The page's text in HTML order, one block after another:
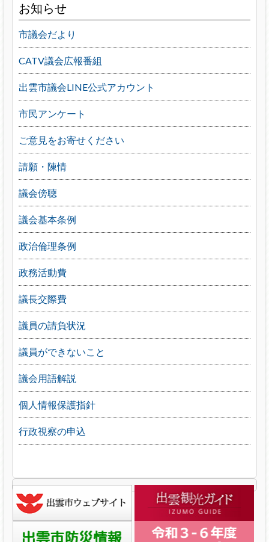
お知らせ
市議会だより
CATV議会広報番組
出雲市議会LINE公式アカウント
市民アンケート
ご意見をお寄せください
請願・陳情
議会傍聴
議会基本条例
政治倫理条例
政務活動費
議長交際費
議員の請負状況
議員ができないこと
議会用語解説
個人情報保護指針
行政視察の申込